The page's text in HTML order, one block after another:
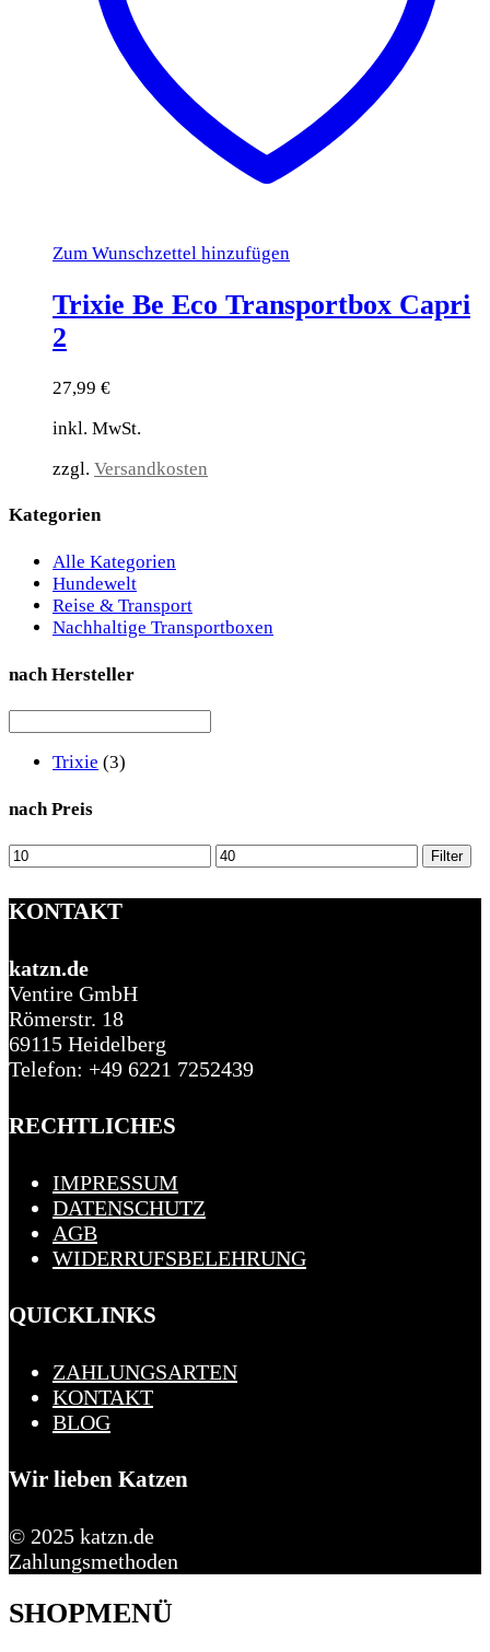
Zum Wunschzettel hinzufügen
Trixie Be Eco Transportbox Capri
2
27,99 €
inkl. MwSt.
zzgl. Versandkosten
Kategorien
Alle Kategorien
Hundewelt
Reise & Transport
Nachhaltige Transportboxen
nach Hersteller
Trixie (3)
nach Preis
Min.
Max.
Filter
KONTAKT
katzn.de
Ventire GmbH
Römerstr. 18
69115 Heidelberg
Telefon: +49 6221 7252439
RECHTLICHES
IMPRESSUM
DATENSCHUTZ
AGB
WIDERRUFSBELEHRUNG
QUICKLINKS
ZAHLUNGSARTEN
KONTAKT
BLOG
Wir lieben Katzen
© 2025 katzn.de
Zahlungsmethoden
SHOPMENÜ